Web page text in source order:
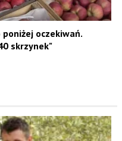
poniżej oczekiwań.
skrzynek"